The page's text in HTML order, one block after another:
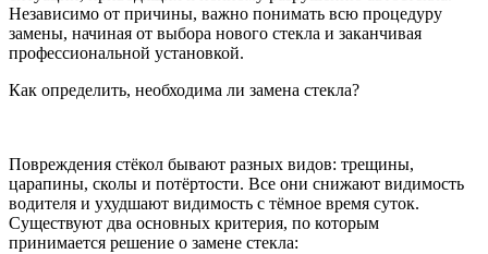
Независимо от причины, важно понимать всю процедуру
замены, начиная от выбора нового стекла и заканчивая
профессиональной установкой.
Как определить, необходима ли замена стекла?
Повреждения стёкол бывают разных видов: трещины,
царапины, сколы и потёртости. Все они снижают видимость
водителя и ухудшают видимость с тёмное время суток.
Существуют два основных критерия, по которым
принимается решение о замене стекла: